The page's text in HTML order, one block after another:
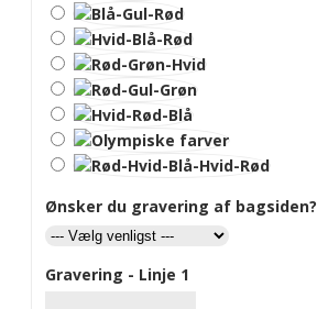
Ønsker du gravering af bagsiden?
Gravering - Linje 1